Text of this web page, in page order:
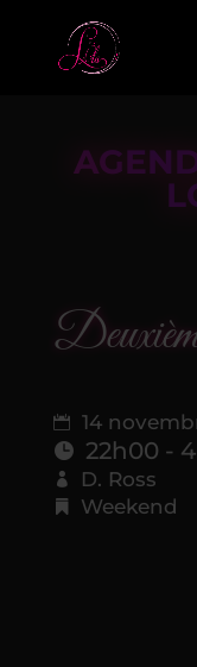
14
22h00 -
D. Ross
Weekend